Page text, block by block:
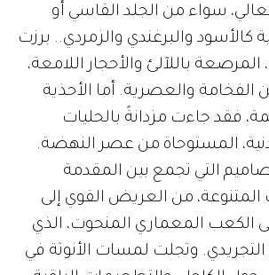
سواء من الجلد القاسي أو
كالأسود والبرغندي والزمردي.. برزت
المرصعة باللآلئ والأحجار اللامعة،
والعصرية. أما الأحذية
فقد جاءت مزدانةً بالحليات
المستوحاة من عصر النهضة.
التي تجمع بين المقدمة
المتنوعة، من العريض القوي إلى
الكعب المعماري المنحوت، الذي
وتجلت لمسات الأنوثة في